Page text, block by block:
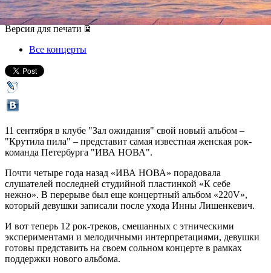
11 сентября 2014, четверг
Версия для печати
Все концерты
11 сентября в клубе "Зал ожидания" свой новый альбом –
"Крутила пила" – представит самая известная женская рок-
команда Петербурга "ИВА НОВА".
Почти четыре года назад «ИВА НОВА» порадовала
слушателей последней студийной пластинкой «К себе
нежно». В перерыве был еще концертный альбом «220V»,
который девушки записали после ухода Инны Лишенкевич.
И вот теперь 12 рок-треков, смешанных с этническими
экспериментами и мелодичными интерпретациями, девушки
готовы представить на своем сольном концерте в рамках
поддержки нового альбома.